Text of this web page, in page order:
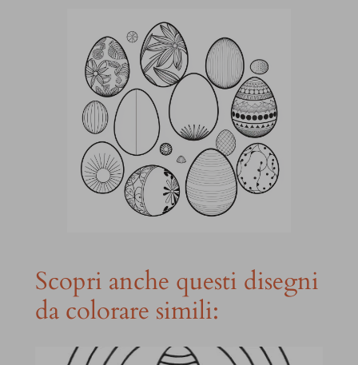
Scopri anche questi disegni
da colorare simili: